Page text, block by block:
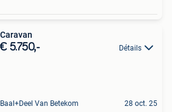
Caravan
€ 5.750,- Détails
Baal+Deel Van Betekom 28 oct. 25